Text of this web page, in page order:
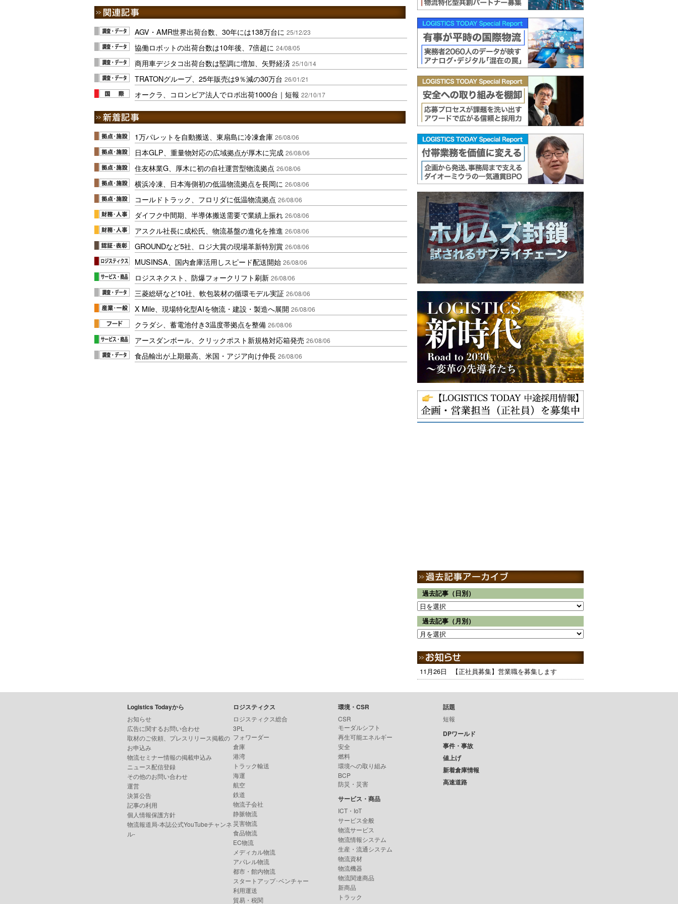
AGV・AMR世界出荷台数、30年には138万台に 25/12/23
協働ロボットの出荷台数は10年後、7倍超に 24/08/05
商用車デジタコ出荷台数は堅調に増加、矢野経済 25/10/14
TRATONグループ、25年販売は9％減の30万台 26/01/21
オークラ、コロンビア法人でロボ出荷1000台｜短報 22/10/17
1万パレットを自動搬送、東扇島に冷凍倉庫 26/08/06
日本GLP、重量物対応の広域拠点が厚木に完成 26/08/06
住友林業G、厚木に初の自社運営型物流拠点 26/08/06
横浜冷凍、日本海側初の低温物流拠点を長岡に 26/08/06
コールドトラック、フロリダに低温物流拠点 26/08/06
ダイフク中間期、半導体搬送需要で業績上振れ 26/08/06
アスクル社長に成松氏、物流基盤の進化を推進 26/08/06
GROUNDなど5社、ロジ大賞の現場革新特別賞 26/08/06
MUSINSA、国内倉庫活用しスピード配送開始 26/08/06
ロジスネクスト、防爆フォークリフト刷新 26/08/06
三菱総研など10社、軟包装材の循環モデル実証 26/08/06
X Mile、現場特化型AIを物流・建設・製造へ展開 26/08/06
クラダシ、蓄電池付き3温度帯拠点を整備 26/08/06
アースダンボール、クリックポスト新規格対応箱発売 26/08/06
食品輸出が上期最高、米国・アジア向け伸長 26/08/06
過去記事（日別）
過去記事（月別）
11月26日 【正社員募集】営業職を募集します
Logistics Todayから
お知らせ
広告に関するお問い合わせ
取材のご依頼、プレスリリース掲載の
お申込み
物流セミナー情報の掲載申込み
ニュース配信登録
その他のお問い合わせ
運営
決算公告
記事の利用
個人情報保護方針
物流報道局-本誌公式YouTubeチャンネ
ル-
ロジスティクス
ロジスティクス総合
3PL
フォワーダー
倉庫
港湾
トラック輸送
海運
航空
鉄道
物流子会社
静脈物流
災害物流
食品物流
EC物流
メディカル物流
アパレル物流
都市・館内物流
スタートアップ･ベンチャー
利用運送
貿易・税関
環境・CSR
CSR
モーダルシフト
再生可能エネルギー
安全
燃料
環境への取り組み
BCP
防災・災害
サービス・商品
ICT・IoT
サービス全般
物流サービス
物流情報システム
生産・流通システム
物流資材
物流機器
物流関連商品
新商品
トラック
話題
短報
DPワールド
事件・事故
値上げ
新着倉庫情報
高速道路